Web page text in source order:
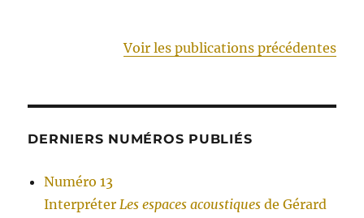
Voir les publications précédentes
DERNIERS NUMÉROS PUBLIÉS
Numéro 13
InterpréterLes espaces acoustiques de Gérard